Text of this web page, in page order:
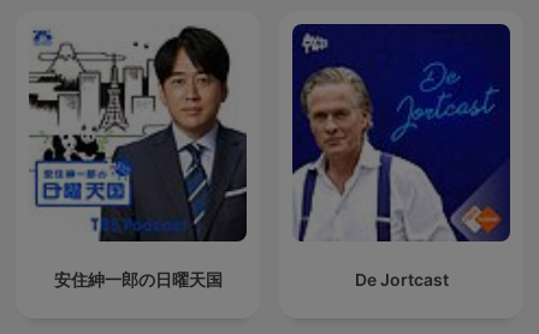
安住紳一郎の日曜天国 De Jortcast